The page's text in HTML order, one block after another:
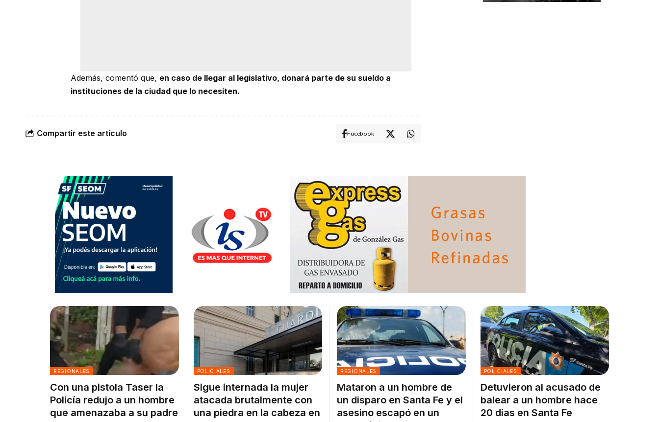
Además, comentó que, en caso de llegar al legislativo, donará parte de su sueldo a
instituciones de la ciudad que lo necesiten.
Compartir este artículo Facebook
REGIONALES
Con una pistola Taser la
Policía redujo a un hombre
que amenazaba a su padre
POLICIALES
Sigue internada la mujer
atacada brutalmente con
una piedra en la cabeza en
REGIONALES
Mataron a un hombre de
un disparo en Santa Fe y el
asesino escapó en un
POLICIALES
Detuvieron al acusado de
balear a un hombre hace
20 días en Santa Fe